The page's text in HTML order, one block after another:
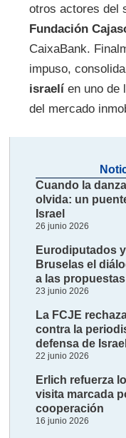
otros actores del
Fundación
CaixaBank.
impuso,
israelíen uno de
del mercado
Cuando la
olvida: un
Israel
26 junio 2026
Eurodiputados
Bruselas el
a las
23 junio 2026
La FCJE
contra la
defensa de Israel
22 junio 2026
Erlich refuerza
visita marcada
cooperación
16 junio 2026